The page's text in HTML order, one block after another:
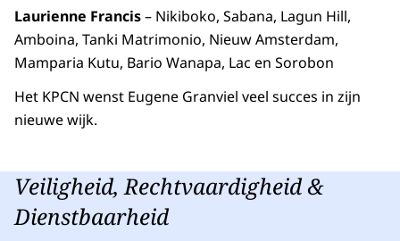
Laurienne Francis– Nikiboko, Sabana, Lagun Hill,
Amboina, Tanki Matrimonio, Nieuw Amsterdam,
Mamparia Kutu, Bario Wanapa, Lac en Sorobon
Het KPCN wenst Eugene Granviel veel succes in zijn
nieuwe wijk.
Veiligheid, Rechtvaardigheid &
Dienstbaarheid